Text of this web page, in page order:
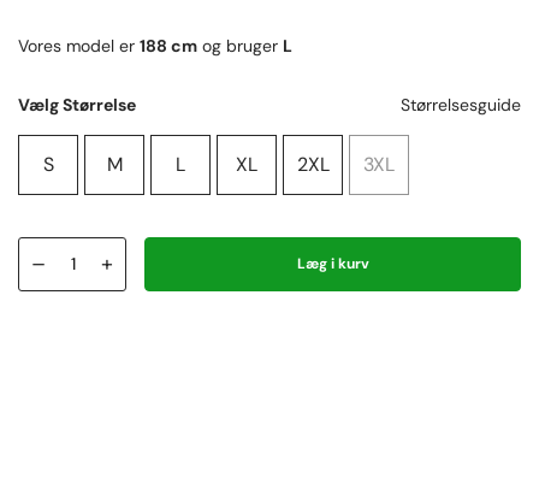
Vores model er 188 cm og bruger L
Vælg Størrelse Størrelsesguide
S M L XL 2XL 3XL
– + Læg i kurv